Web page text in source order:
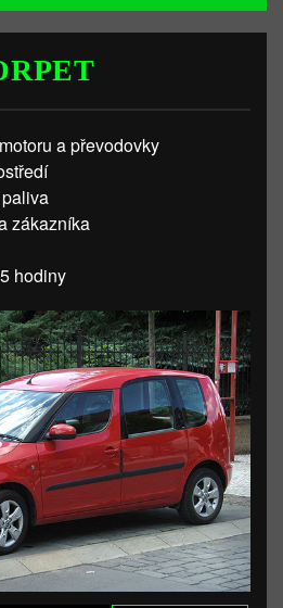
a převodovky
zákazníka
hodiny